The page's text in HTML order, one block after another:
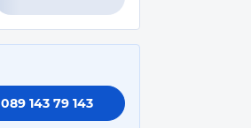
089 143 79 143